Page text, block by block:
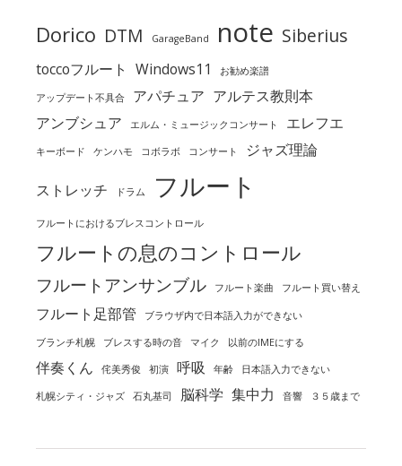
Dorico DTM GarageBand note Siberius
toccoフルート Windows11 お勧め楽譜
アップデート不具合 アパチュア アルテス教則本
アンブシュア
エルム・ミュージックコンサート エレフエ
キーボード ケンハモ コボラボ コンサート ジャズ理論
ストレッチ ドラム フルート
フルートにおけるブレスコントロール
フルートの息のコントロール
フルートアンサンブル フルート楽曲 フルート買い替え
フルート足部管 ブラウザ内で日本語入力ができない
ブランチ札幌 ブレスする時の音 マイク 以前のIMEにする
伴奏くん 侘美秀俊 初演 呼吸 年齢 日本語入力できない
札幌シティ・ジャズ 石丸基司 脳科学 集中力 音響 ３５歳まで